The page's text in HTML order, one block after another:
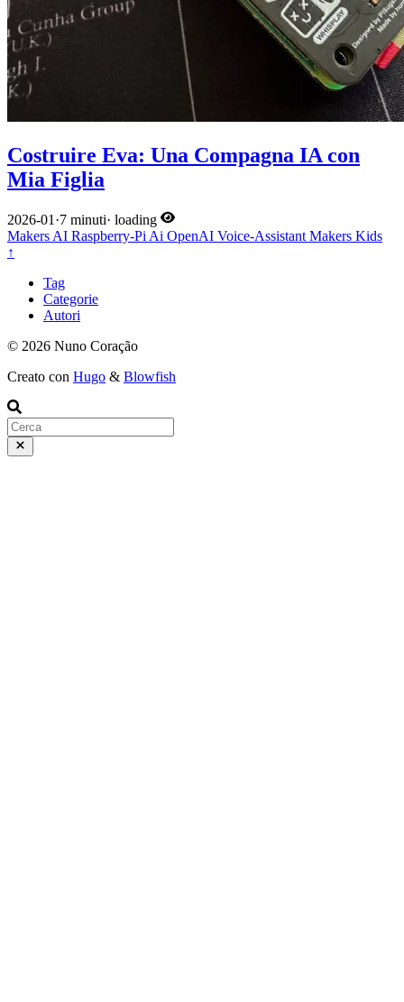
Costruire Eva: Una Compagna IA con
Mia Figlia
2026-01 ·7 minuti· loading
Makers AI Raspberry-Pi Ai OpenAI Voice-Assistant Makers Kids
↑
Tag
Categorie
Autori
© 2026 Nuno Coração
Creato con Hugo & Blowfish